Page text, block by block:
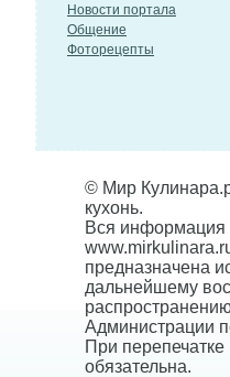
Новости портала
Общение
Фоторецепты
© Мир
кухонь.
Вся информация
предназначена
дальнейшему
Администрации
При
обязательна.